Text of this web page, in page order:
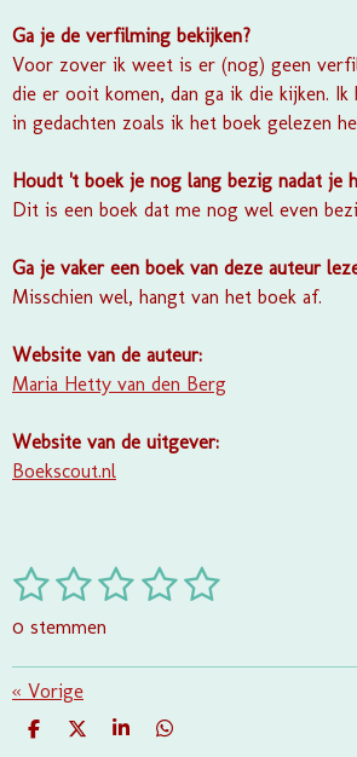
Ga je de verfilming bekijken?
Voor zover ik weet is er (nog) geen
die er ooit komen, dan ga ik die kijken.
in gedachten zoals ik het boek gelezen
Houdt 't boek je nog lang bezig nadat je
Dit is een boek dat me nog wel even
Ga je vaker een boek van deze auteur
Misschien wel, hangt van het boek af.
Website van de auteur:
Maria Hetty van den Berg
Website van de uitgever:
Boekscout.nl
R
t
i
n
1
s
t
e
2
s
t
e
r
3
s
t
4
t
5
t
S
m
0 stemmen
« Vorige
D
D
S
D